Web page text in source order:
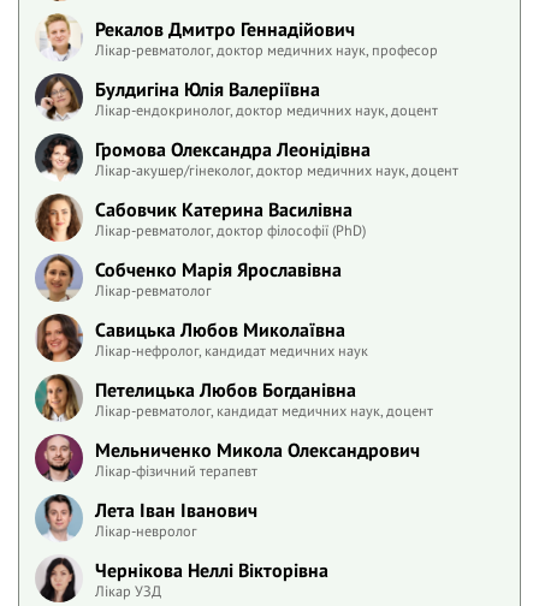
Рекалов Дмитро Геннадійович
Лікар-ревматолог, доктор медичних наук, професор
Булдигіна Юлія Валеріївна
Лікар-ендокринолог, доктор медичних наук, доцент
Громова Олександра Леонідівна
Лікар-акушер/гінеколог, доктор медичних наук, доцент
Сабовчик Катерина Василівна
Лікар-ревматолог, доктор філософії (PhD)
Собченко Марія Ярославівна
Лікар-ревматолог
Савицька Любов Миколаївна
Лікар-нефролог, кандидат медичних наук
Петелицька Любов Богданівна
Лікар-ревматолог, кандидат медичних наук, доцент
Мельниченко Микола Олександрович
Лікар-фізичний терапевт
Лета Іван Іванович
Лікар-невролог
Чернікова Неллі Вікторівна
Лікар УЗД